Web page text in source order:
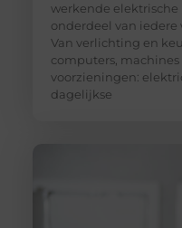
werkende
onderdeel van
Van verlichting en
computers,
voorzieningen:
dagelijkse